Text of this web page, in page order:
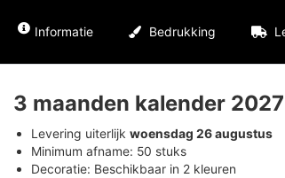
Informatie Bedrukking
3 maanden kalender
Levering uiterlijk woensdag 26 augustus
Minimum afname: 50 stuks
Decoratie: Beschikbaar in 2 kleuren